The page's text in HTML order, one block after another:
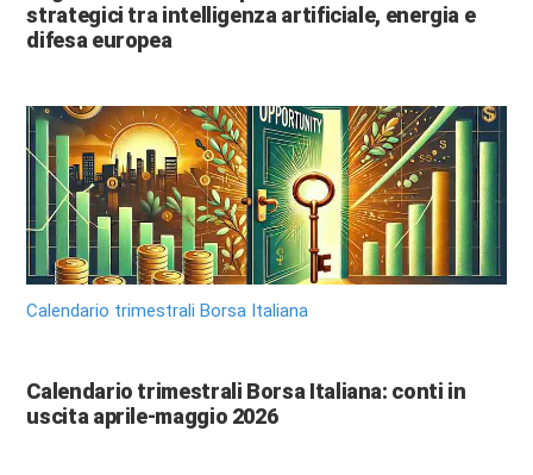
strategici tra intelligenza artificiale, energia e
difesa europea
Calendario trimestrali Borsa Italiana
Calendario trimestrali Borsa Italiana: conti in
uscita aprile-maggio 2026